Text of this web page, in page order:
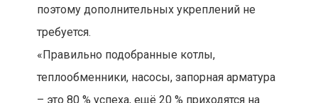
поэтому дополнительных укреплений не
требуется.
«Правильно подобранные котлы,
теплообменники, насосы, запорная арматура
– это 80 % успеха, ещё 20 % приходятся на